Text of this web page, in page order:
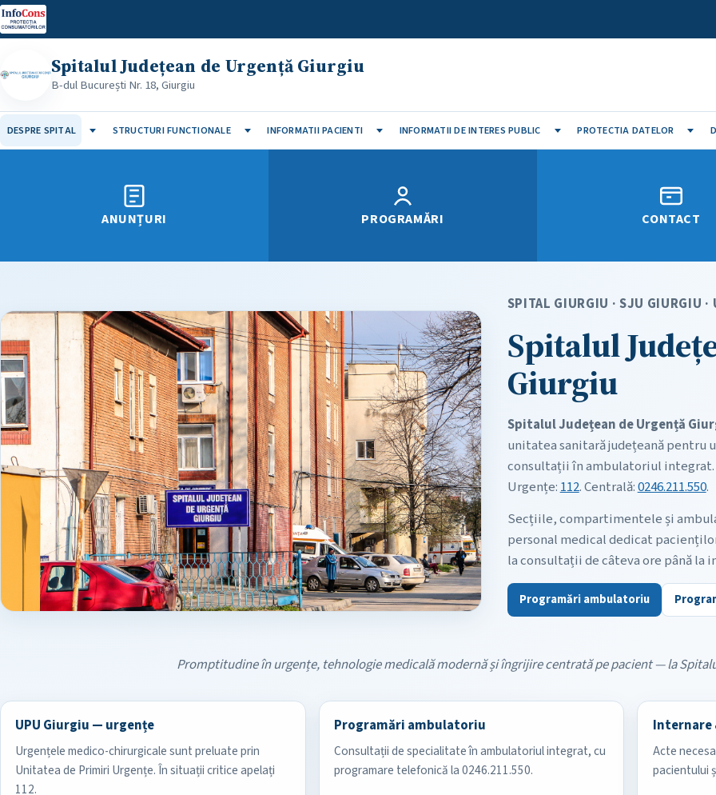
InfoCons
Spitalul Județean de Urgență Giurgiu
B-dul București Nr. 18, Giurgiu
DESPRE SPITAL STRUCTURI FUNCTIONALE INFORMATII PACIENTI INFORMATII DE INTERES PUBLIC PROTECTIA DATELOR
ANUNȚURI PROGRAMĂRI CONTACT
SPITAL GIURGIU · SJU GIURGIU
Spitalul
Giurgiu
Spitalul Județean de Urgență
unitatea sanitară județeană pentru
consultații în ambulatoriul integrat.
Urgențe: 112. Centrală:0246.211.550.
Secțiile, compartimentele și
personal medical dedicat
la consultații de câteva ore până
Programări ambulatoriu
Promptitudine în urgențe, tehnologie medicală modernă și îngrijire centrată pe pacient — la
UPU Giurgiu — urgențe
Urgențele medico-chirurgicale sunt preluate prin
Unitatea de Primiri Urgențe. În situații critice apelați
112.
Programări ambulatoriu
Consultații de specialitate în ambulatoriul integrat, cu
programare telefonică la 0246.211.550.
Internare
Acte
pacientului